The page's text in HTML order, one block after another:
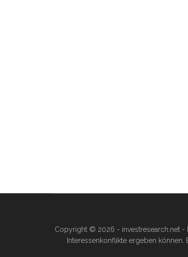
Copyright © 2026 - investresearch.net -
Interessenkonflikte ergeben